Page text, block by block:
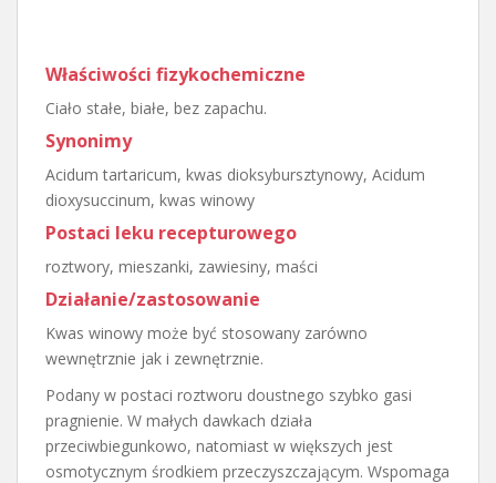
Właściwości fizykochemiczne
Ciało stałe, białe, bez zapachu.
Synonimy
Acidum tartaricum, kwas dioksybursztynowy, Acidum
dioxysuccinum, kwas winowy
Postaci leku recepturowego
roztwory, mieszanki, zawiesiny, maści
Działanie/zastosowanie
Kwas winowy może być stosowany zarówno
wewnętrznie jak i zewnętrznie.
Podany w postaci roztworu doustnego szybko gasi
pragnienie. W małych dawkach działa
przeciwbiegunkowo, natomiast w większych jest
osmotycznym środkiem przeczyszczającym. Wspomaga